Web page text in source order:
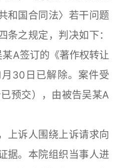
和国合同法〉若干问题
条之规定，判决如下：
A签订的《著作权转让
30日已解除。案件受
预交），由被告吴某A
诉人围绕上诉请求向
据。本院组织当事人进